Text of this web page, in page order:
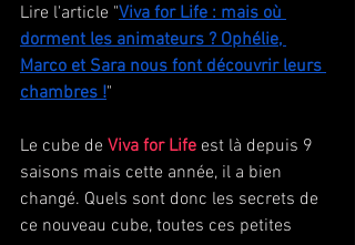
Lire l'article "Viva for Life : mais où
dorment les animateurs ? Ophélie,
Marco et Sara nous font découvrir leurs
chambres !"
Le cube de Viva for Life est là depuis 9
saisons mais cette année, il a bien
changé. Quels sont donc les secrets de
ce nouveau cube, toutes ces petites